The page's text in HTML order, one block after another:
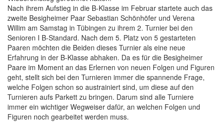
Nach ihrem Aufstieg in die B-Klasse im Februar startete auch das
zweite Besigheimer Paar Sebastian Schönhöfer und Verena
Willim am Samstag in Tübingen zu ihrem 2. Turnier bei den
Senioren I B-Standard. Nach dem 5. Platz von 5 gestarteten
Paaren möchten die Beiden dieses Turnier als eine neue
Erfahrung in der B-Klasse abhaken. Da es für die Besigheimer
Paare im Moment an das Erlernen von neuen Folgen und Figuren
geht, stellt sich bei den Turnieren immer die spannende Frage,
welche Folgen schon so austrainiert sind, um diese auf den
Turnieren aufs Parkett zu bringen. Darum sind alle Turniere
immer ein wichtiger Wegweiser dafür, an welchen Folgen und
Figuren noch gearbeitet werden muss.